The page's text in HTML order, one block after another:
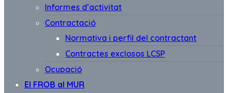
Informes d’activitat
Contractació
Normativa i perfil del contractant
Contractes exclosos LCSP
Ocupació
El FROB al MUR